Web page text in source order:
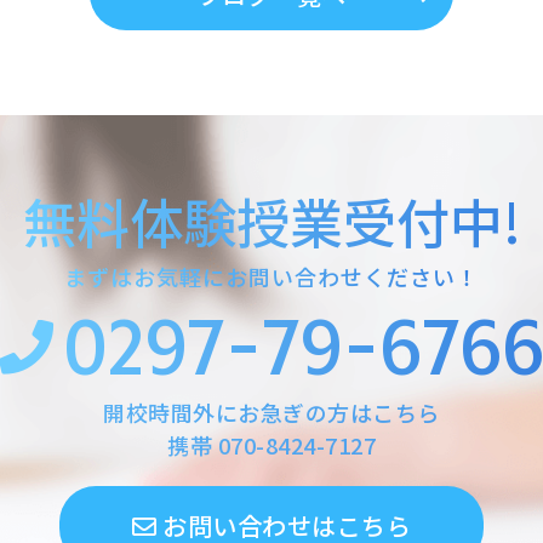
無料体験授業受付中!
まずはお気軽にお問い合わせください！
0297-79-6766
開校時間外にお急ぎの方はこちら
携帯070-8424-7127
お問い合わせはこちら